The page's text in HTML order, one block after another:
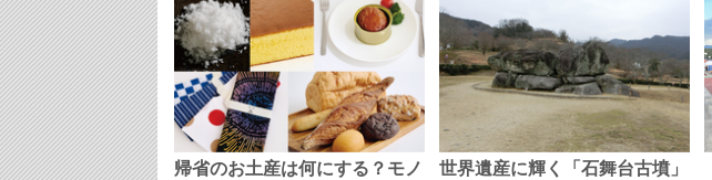
帰省のお土産は何にする？モノ
世界遺産に輝く「石舞台古墳」